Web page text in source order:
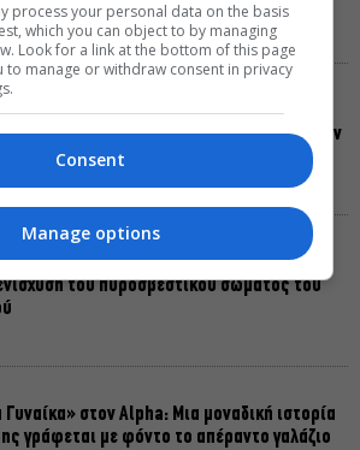
Δημητρακοπούλου: Μέσα από την
Κεραμικής ανακάλυψα μια Ρόδο που δεν
live στο Ρέθυμνο – Πανηγύρι για
του πυροσβεστικού σώματος του
Γυναίκα» στον Alpha: Μια μοναδική ιστορία
γράφεται με φόντο το απέραντο γαλάζιο
process your personal data on the basis
which you can object to by managing
Look for a link at the bottom of this page
to manage or withdraw consent in privacy
Consent
Manage options